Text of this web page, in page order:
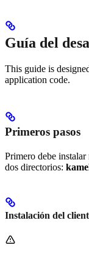
Guía del
This guide is
application code.
Primeros pasos
Primero debe
dos directorios:
Instalación del